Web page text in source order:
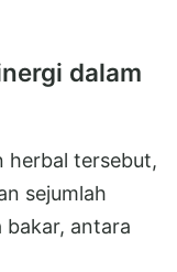
dalam
herbal tersebut,
sejumlah
antara